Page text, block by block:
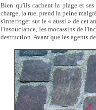
Bien qu'ils cachent la plage et ses
charge, la rue, prend la peine
s'interroger sur le « aussi » de cet
l'insouciance, les mocassins de
destruction. Avant que les agents